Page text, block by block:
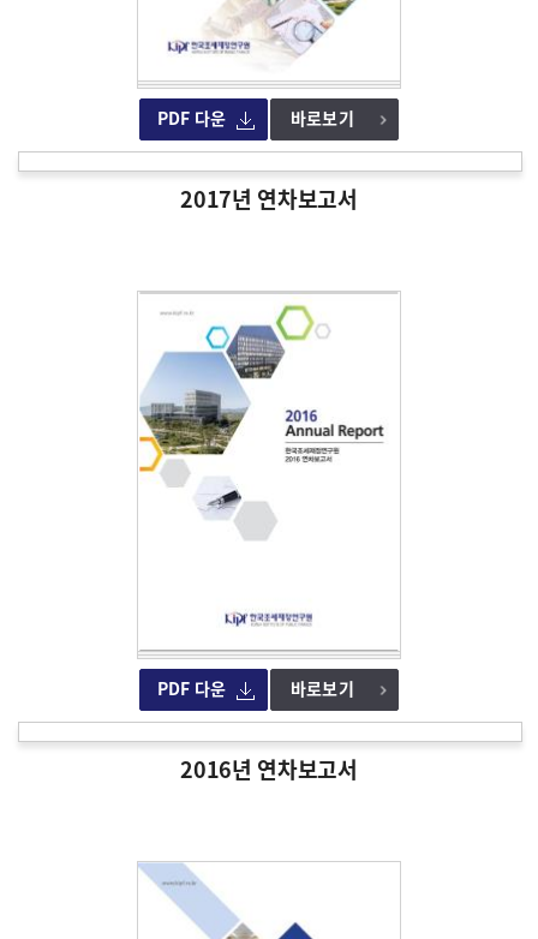
PDF 다운 바로보기
2017년 연차보고서
PDF 다운 바로보기
2016년 연차보고서